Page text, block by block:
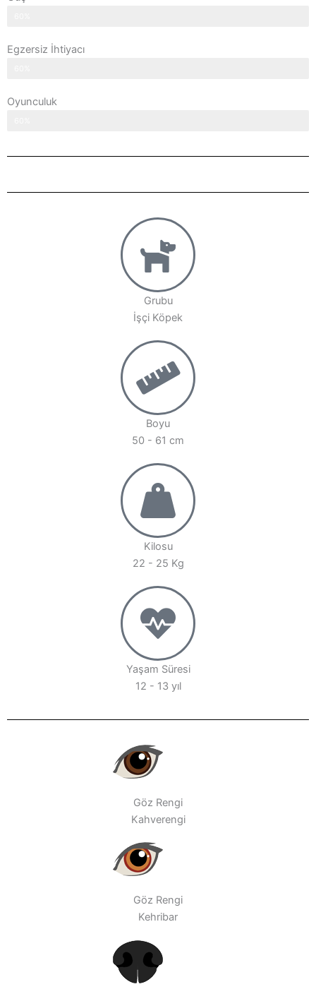
Egzersiz İhtiyacı
Oyunculuk
Grubu
İşçi Köpek
Boyu
50 - 61 cm
Kilosu
22 - 25 Kg
Yaşam Süresi
12 - 13 yıl
Göz Rengi
Kahverengi
Göz Rengi
Kehribar